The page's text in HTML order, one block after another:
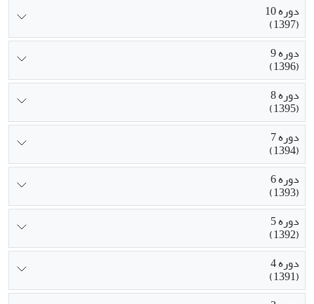
دوره 10
(1397)
دوره 9
(1396)
دوره 8
(1395)
دوره 7
(1394)
دوره 6
(1393)
دوره 5
(1392)
دوره 4
(1391)